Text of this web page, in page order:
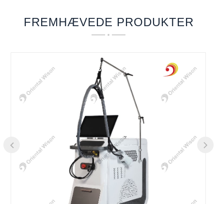
FREMHÆVEDE PRODUKTER